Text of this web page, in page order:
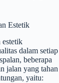
Estetik
estetik
dalam setiap
beberapa
jalan yang tahan
yaitu: